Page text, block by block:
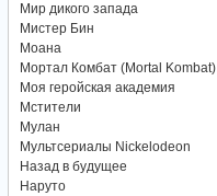
Мир дикого запада
Мистер Бин
Моана
Мортал Комбат (Mortal Kombat)
Моя геройская академия
Мстители
Мулан
Мультсериалы Nickelodeon
Назад в будущее
Наруто